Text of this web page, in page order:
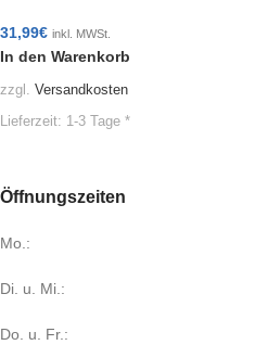
31,99€ inkl. MWSt.
In den Warenkorb
zzgl. Versandkosten
Lieferzeit: 1-3 Tage *
Öffnungszeiten
Mo.:
Di. u. Mi.:
Do. u. Fr.: